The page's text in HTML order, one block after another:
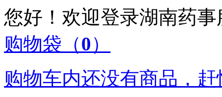
您好！欢迎登录湖南药
购物袋 （0）
购物车内还没有商品，